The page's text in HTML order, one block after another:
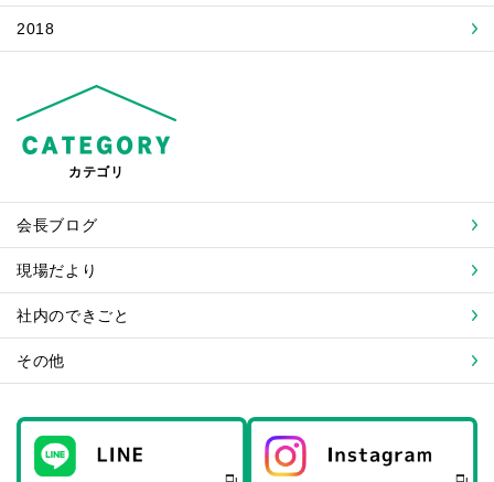
2018
カテゴリ
会長ブログ
現場だより
社内のできごと
その他